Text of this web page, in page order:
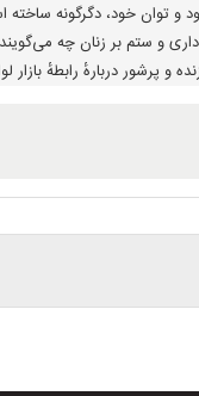
خود، دگرگونه ساخته است؟